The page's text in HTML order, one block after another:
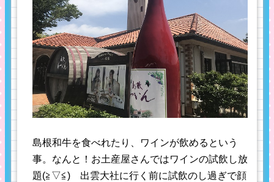
島根和牛を食べれたり、ワインが飲めるという
事。なんと！お土産屋さんではワインの試飲し放
題(≧▽≦) 出雲大社に行く前に試飲のし過ぎで顔